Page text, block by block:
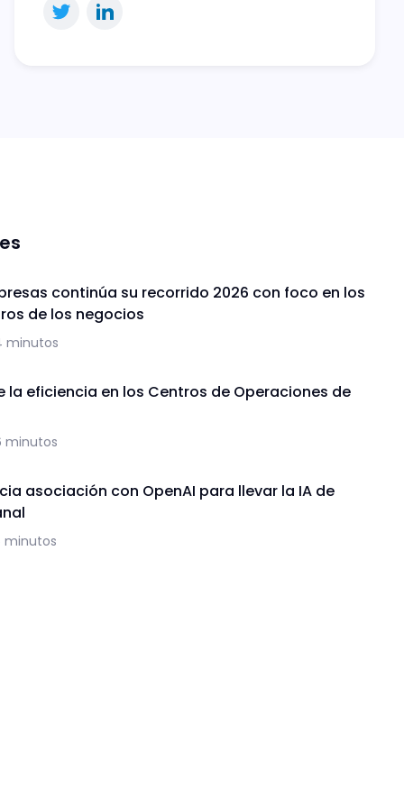
continúa su recorrido 2026 con foco en los
de los negocios
minutos
la eficiencia en los Centros de Operaciones de
minutos
asociación con OpenAI para llevar la IA de
minutos